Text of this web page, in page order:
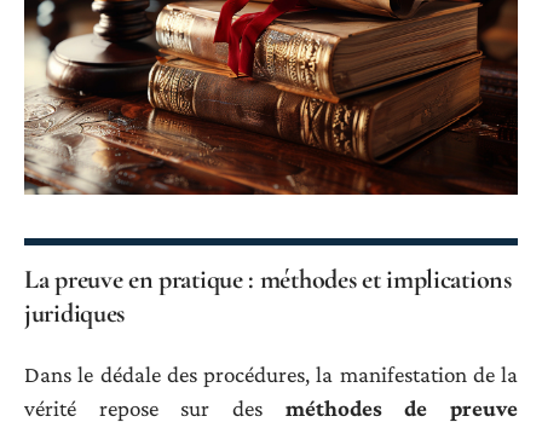
La preuve en pratique : méthodes et implications
juridiques
Dans le dédale des procédures, la manifestation de la
vérité repose sur des méthodes de preuve